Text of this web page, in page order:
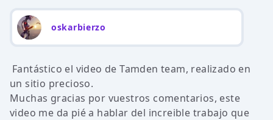
oskarbierzo
Fantástico el video de Tamden team, realizado en
un sitio precioso.
Muchas gracias por vuestros comentarios, este
video me da pié a hablar del increible trabajo que